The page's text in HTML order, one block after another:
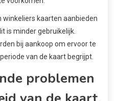
winkeliers kaarten aanbieden
is minder gebruikelijk.
bij aankoop om ervoor te
van de kaart begrijpt.
problemen